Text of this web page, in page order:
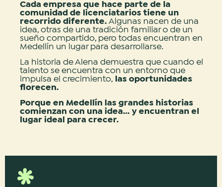
Cada empresa que hace parte de la
comunidad de licenciatarios tiene un
recorrido diferente. Algunas nacen de una
idea, otras de una tradición familiar o de un
sueño compartido, pero todas encuentran en
Medellín un lugar para desarrollarse.
La historia de Alena demuestra que cuando el
talento se encuentra con un entorno que
impulsa el crecimiento, las oportunidades
florecen.
Porque en Medellín las grandes historias
comienzan con una idea… y encuentran el
lugar ideal para crecer.